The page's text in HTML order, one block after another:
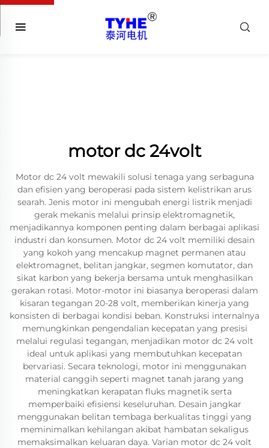
motor dc 24volt
Motor dc 24 volt mewakili solusi tenaga yang serbaguna
dan efisien yang beroperasi pada sistem kelistrikan arus
searah. Jenis motor ini mengubah energi listrik menjadi
gerak mekanis melalui prinsip elektromagnetik,
menjadikannya komponen penting dalam berbagai aplikasi
industri dan konsumen. Motor dc 24 volt memiliki desain
yang kokoh yang mencakup magnet permanen atau
elektromagnet, belitan jangkar, segmen komutator, dan
sikat karbon yang bekerja bersama untuk menghasilkan
gerakan rotasi. Motor-motor ini biasanya beroperasi dalam
kisaran tegangan 20-28 volt, memberikan kinerja yang
konsisten di berbagai kondisi beban. Konstruksi internalnya
memungkinkan pengendalian kecepatan yang presisi
melalui regulasi tegangan, menjadikan motor dc 24 volt
ideal untuk aplikasi yang membutuhkan kecepatan
bervariasi. Secara teknologi, motor ini menggunakan
material canggih seperti magnet tanah jarang yang
meningkatkan kerapatan fluks magnetik serta
memperbaiki efisiensi keseluruhan. Desain jangkar
menggunakan belitan tembaga berkualitas tinggi yang
meminimalkan kehilangan akibat hambatan sekaligus
memaksimalkan keluaran daya. Varian motor dc 24 volt